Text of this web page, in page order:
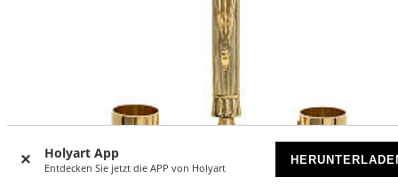
Holyart App
Entdecken Sie jetzt die APP von Holyart